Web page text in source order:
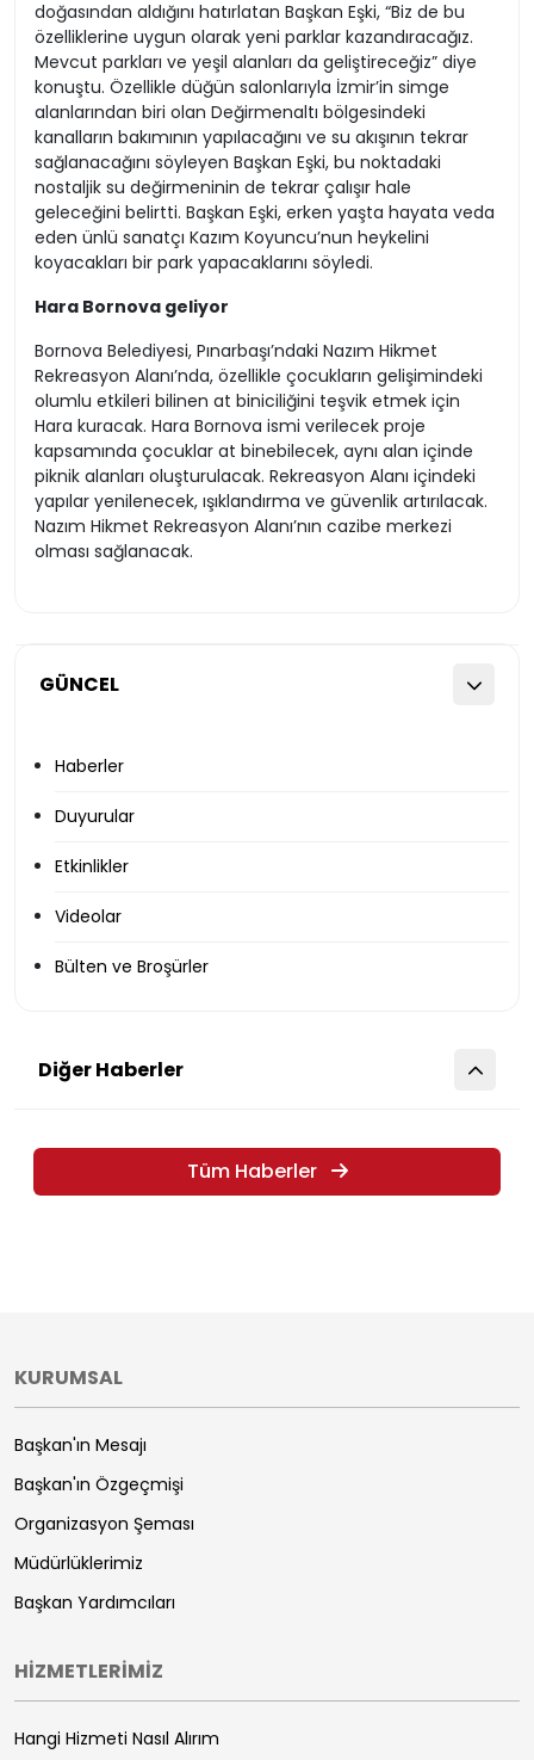
GÜNCEL
Haberler
Duyurular
Etkinlikler
Videolar
Bülten ve Broşürler
doğasından aldığını hatırlatan Başkan Eşki, “Biz de bu
özelliklerine uygun olarak yeni parklar kazandıracağız.
Mevcut parkları ve yeşil alanları da geliştireceğiz” diye
konuştu. Özellikle düğün salonlarıyla İzmir’in simge
alanlarından biri olan Değirmenaltı bölgesindeki
kanalların bakımının yapılacağını ve su akışının tekrar
sağlanacağını söyleyen Başkan Eşki, bu noktadaki
nostaljik su değirmeninin de tekrar çalışır hale
geleceğini belirtti. Başkan Eşki, erken yaşta hayata veda
eden ünlü sanatçı Kazım Koyuncu’nun heykelini
koyacakları bir park yapacaklarını söyledi.
Hara Bornova geliyor
Bornova Belediyesi, Pınarbaşı’ndaki Nazım Hikmet
Rekreasyon Alanı’nda, özellikle çocukların gelişimindeki
olumlu etkileri bilinen at biniciliğini teşvik etmek için
Hara kuracak. Hara Bornova ismi verilecek proje
kapsamında çocuklar at binebilecek, aynı alan içinde
piknik alanları oluşturulacak. Rekreasyon Alanı içindeki
yapılar yenilenecek, ışıklandırma ve güvenlik artırılacak.
Nazım Hikmet Rekreasyon Alanı’nın cazibe merkezi
olması sağlanacak.
Diğer Haberler
Tüm Haberler
KURUMSAL
Başkan'ın Mesajı
Başkan'ın Özgeçmişi
Organizasyon Şeması
Müdürlüklerimiz
Başkan Yardımcıları
HİZMETLERİMİZ
Hangi Hizmeti Nasıl Alırım